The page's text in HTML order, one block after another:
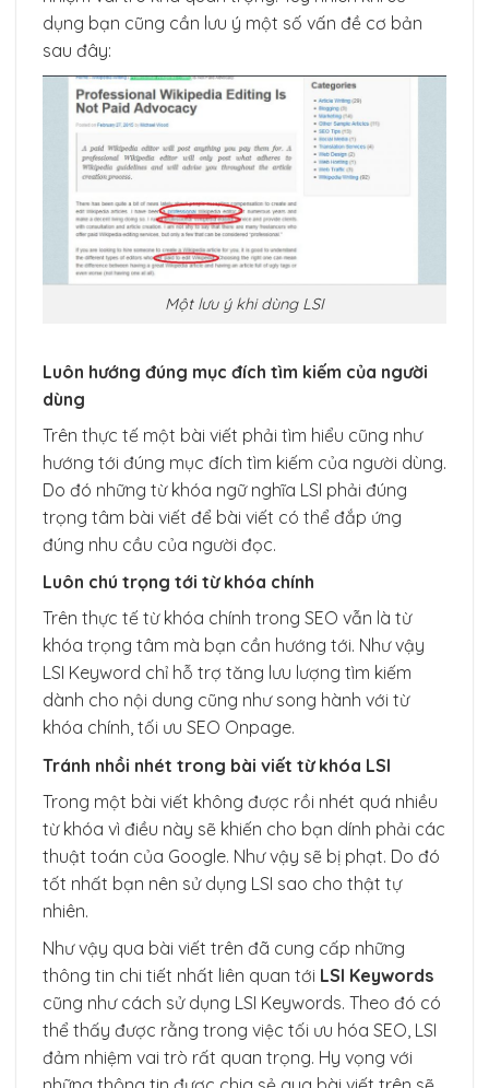
dụng bạn cũng cần lưu ý một số vấn đề cơ bản
sau đây:
Một lưu ý khi dùng LSI
Luôn hướng đúng mục đích tìm kiếm của người
dùng
Trên thực tế một bài viết phải tìm hiểu cũng như
hướng tới đúng mục đích tìm kiếm của người dùng.
Do đó những từ khóa ngữ nghĩa LSI phải đúng
trọng tâm bài viết để bài viết có thể đắp ứng
đúng nhu cầu của người đọc.
Luôn chú trọng tới từ khóa chính
Trên thực tế từ khóa chính trong SEO vẫn là từ
khóa trọng tâm mà bạn cần hướng tới. Như vậy
LSI Keyword chỉ hỗ trợ tăng lưu lượng tìm kiếm
dành cho nội dung cũng như song hành với từ
khóa chính, tối ưu SEO Onpage.
Tránh nhồi nhét trong bài viết từ khóa LSI
Trong một bài viết không được rồi nhét quá nhiều
từ khóa vì điều này sẽ khiến cho bạn dính phải các
thuật toán của Google. Như vậy sẽ bị phạt. Do đó
tốt nhất bạn nên sử dụng LSI sao cho thật tự
nhiên.
Như vậy qua bài viết trên đã cung cấp những
thông tin chi tiết nhất liên quan tới LSI Keywords
cũng như cách sử dụng LSI Keywords. Theo đó có
thể thấy được rằng trong việc tối ưu hóa SEO, LSI
đảm nhiệm vai trò rất quan trọng. Hy vọng với